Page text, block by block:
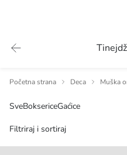
Početna strana Deca Muška
SveBoksericeGaćice
Filtriraj i sortiraj